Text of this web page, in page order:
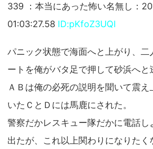
339 ：本当にあった怖い名無し：
01:03:27.58 ID:pKfoZ3UQI
パニック状態で海面へと上がり、二
ートを俺がバタ足で押して砂浜へと
ＡＢは俺の必死の説明を聞いて震え
いたＣとＤには馬鹿にされた。
警察だかレスキュー隊だかに電話し
出たが、これ以上関わりになりたく